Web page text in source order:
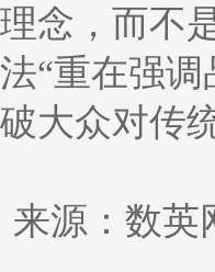
理念，而不
法“重在强
破大众对传
来源